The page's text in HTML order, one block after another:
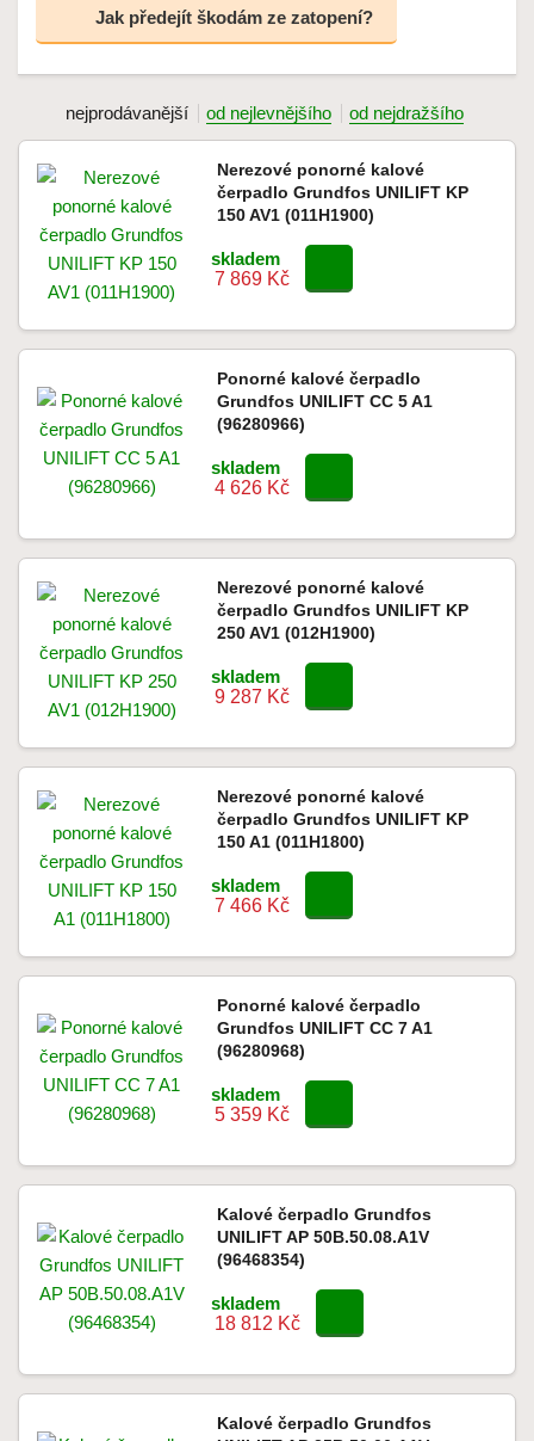
Jak předejít škodám ze zatopení?
nejprodávanější od nejlevnějšího od nejdražšího
Nerezové ponorné kalové
čerpadlo Grundfos UNILIFT KP
150 AV1 (011H1900)
skladem
7 869 Kč
Ponorné kalové čerpadlo
Grundfos UNILIFT CC 5 A1
(96280966)
skladem
4 626 Kč
Nerezové ponorné kalové
čerpadlo Grundfos UNILIFT KP
250 AV1 (012H1900)
skladem
9 287 Kč
Nerezové ponorné kalové
čerpadlo Grundfos UNILIFT KP
150 A1 (011H1800)
skladem
7 466 Kč
Ponorné kalové čerpadlo
Grundfos UNILIFT CC 7 A1
(96280968)
skladem
5 359 Kč
Kalové čerpadlo Grundfos
UNILIFT AP 50B.50.08.A1V
(96468354)
skladem
18 812 Kč
Kalové čerpadlo Grundfos